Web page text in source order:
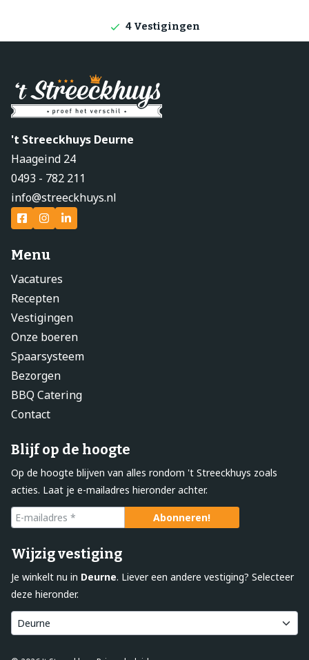
4 Vestigingen
't Streeckhuys Deurne
Haageind 24
0493 - 782 211
info@streeckhuys.nl
Menu
Vacatures
Recepten
Vestigingen
Onze boeren
Spaarsysteem
Bezorgen
BBQ Catering
Contact
Blijf op de hoogte
Op de hoogte blijven van alles rondom 't Streeckhuys zoals
acties. Laat je e-mailadres hieronder achter.
Wijzig vestiging
Je winkelt nu in Deurne. Liever een andere vestiging? Selecteer
deze hieronder.